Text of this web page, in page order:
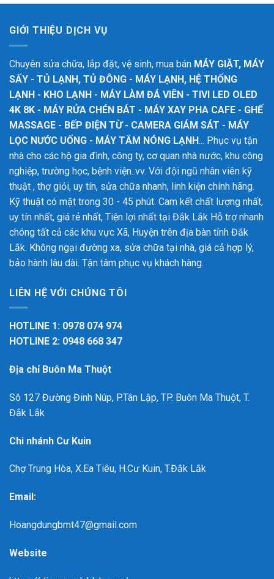
GIỚI THIỆU DỊCH VỤ
Chuyên sửa chữa, lắp đặt, vệ sinh, mua bán MÁY GIẶT, MÁY
SẤY - TỦ LẠNH, TỦ ĐÔNG - MÁY LẠNH, HỆ THỐNG
LẠNH - KHO LẠNH - MÁY LÀM ĐÁ VIÊN - TIVI LED OLED
4K 8K - MÁY RỬA CHÉN BÁT - MÁY XAY PHA CAFE - GHẾ
MASSAGE - BẾP ĐIỆN TỪ - CAMERA GIÁM SÁT - MÁY
LỌC NƯỚC UỐNG - MÁY TẮM NÓNG LẠNH... Phục vụ tận
nhà cho các hộ gia đình, công ty, cơ quan nhà nước, khu công
nghiệp, trường học, bệnh viện..vv. Với đội ngũ nhân viên kỹ
thuật , thợ giỏi, uy tín, sửa chữa nhanh, linh kiện chính hãng.
Kỹ thuật có mặt trong 30 - 45 phút. Cam kết chất lượng nhất,
uy tín nhất, giá rẻ nhất, Tiện lợi nhất tại Đắk Lắk Hỗ trợ nhanh
chóng tất cả các khu vực Xã, Huyện trên địa bàn tỉnh Đắk
Lắk. Không ngại đường xa, sửa chữa tại nhà, giá cả hợp lý,
bảo hành lâu dài. Tận tâm phục vụ khách hàng.
LIÊN HỆ VỚI CHÚNG TÔI
HOTLINE 1: 0978 074 974
HOTLINE 2: 0948 668 347
Địa chỉ Buôn Ma Thuột
Sô 127 Đường Đinh Núp, P.Tân Lập, TP. Buôn Ma Thuột, T.
Đắk Lắk
Chi nhánh Cư Kuin
Chợ Trung Hòa, X.Ea Tiêu, H.Cư Kuin, T.Đắk Lắk
Email:
Hoangdungbmt47@gmail.com
Website